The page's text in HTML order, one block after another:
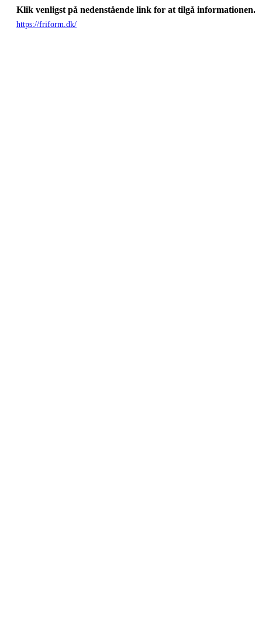
Klik venligst på nedenstående link for at tilgå informationen.
https://friform.dk/